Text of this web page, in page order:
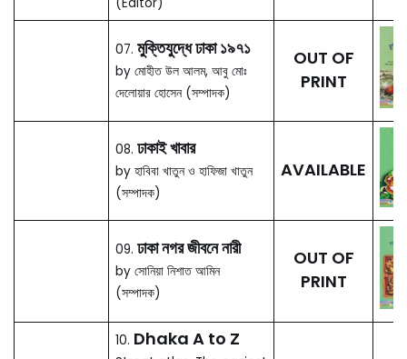
Century Bengali
Poetry in English
Translation: An
Annotated
Bibliography
by Md. Abu Zafor (2013)
AVAILABLE
বৃহত্তর বরিশালের
লোকসংস্কৃতি
by মিজান রহমান (2013)
AVAILABLE